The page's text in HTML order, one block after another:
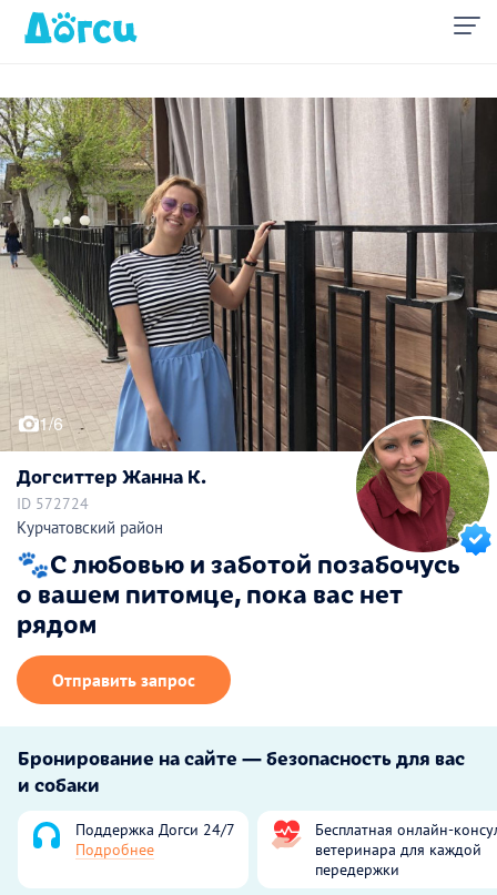
1/6
Догситтер Жанна К.
ID 572724
Курчатовский район
🐾С любовью и заботой позабочусь
о вашем питомце, пока вас нет
рядом
Отправить запрос
Бронирование на сайте — безопасность для вас
и собаки
Поддержка Догси 24/7
Подробнее
Бесплатная онлайн-
ветеринара для каждой
передержки